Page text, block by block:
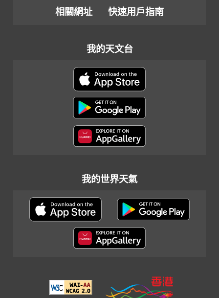
相關網址
快速用戶指南
我的天文台
我的世界天氣